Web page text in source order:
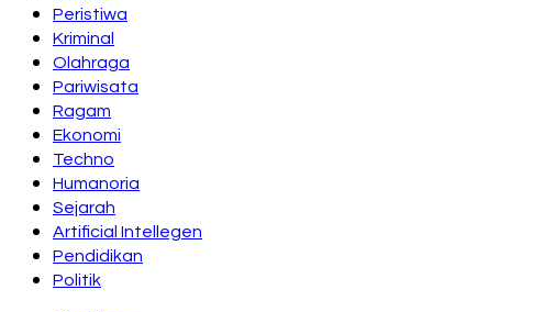
Peristiwa
Kriminal
Olahraga
Pariwisata
Ragam
Ekonomi
Techno
Humanoria
Sejarah
Artificial Intellegen
Pendidikan
Politik